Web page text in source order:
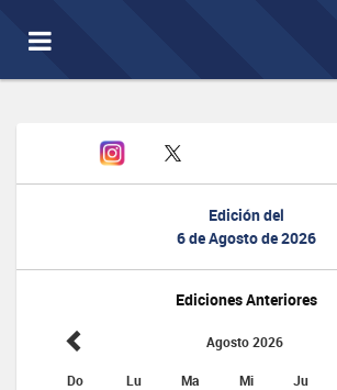
Toggle
navigation
Edición del
6 de Agosto de 2026
Ediciones Anteriores
Agosto 2026
Do Lu Ma Mi Ju